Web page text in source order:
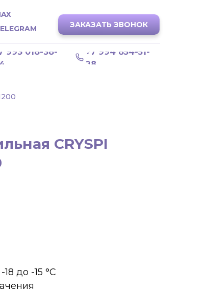
+7 994 854-51-
98
993 018-38-
ЗАКАЗАТЬ ЗВОНОК
CRYSPI
до -15 °C